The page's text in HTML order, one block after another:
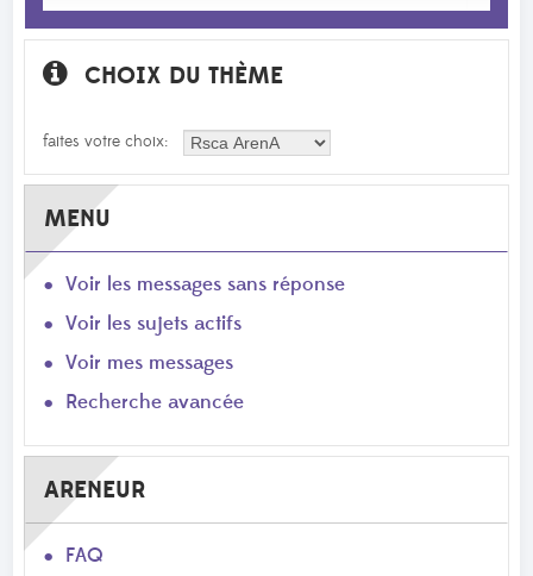
CHOIX DU THÈME
faites votre choix:
MENU
Voir les messages sans réponse
Voir les sujets actifs
Voir mes messages
Recherche avancée
ARENEUR
FAQ